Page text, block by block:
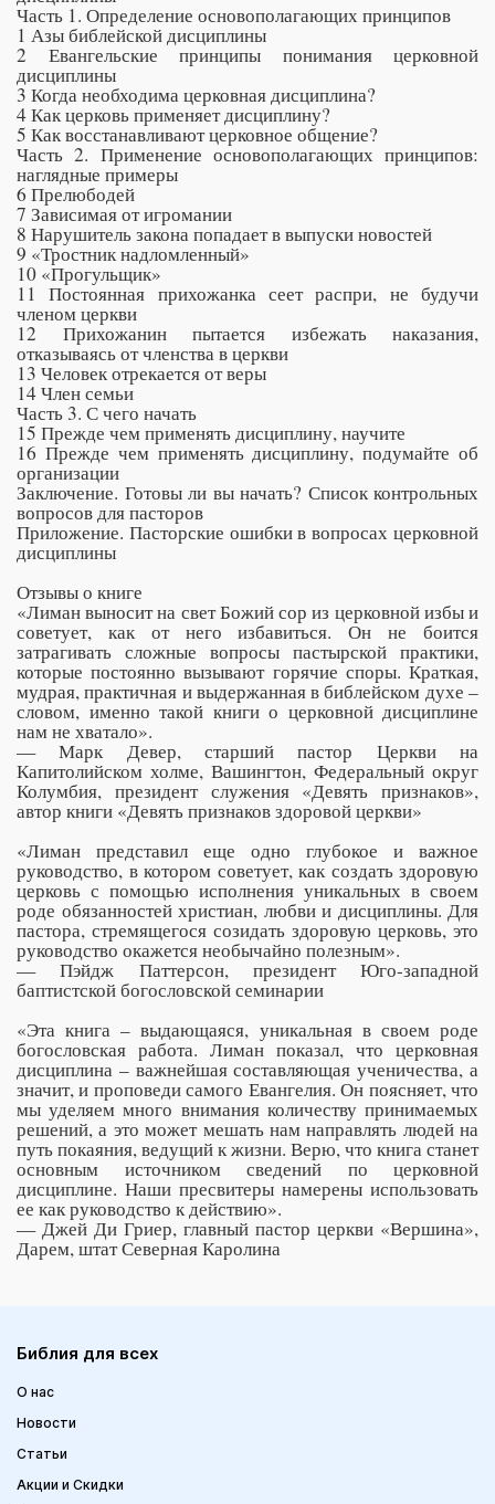
Часть 1. Определение основополагающих принципов
1 Азы библейской дисциплины
2 Евангельские принципы понимания церковной
дисциплины
3 Когда необходима церковная дисциплина?
4 Как церковь применяет дисциплину?
5 Как восстанавливают церковное общение?
Часть 2. Применение основополагающих принципов:
наглядные примеры
6 Прелюбодей
7 Зависимая от игромании
8 Нарушитель закона попадает в выпуски новостей
9 «Тростник надломленный»
10 «Прогульщик»
11 Постоянная прихожанка сеет распри, не будучи
членом церкви
12 Прихожанин пытается избежать наказания,
отказываясь от членства в церкви
13 Человек отрекается от веры
14 Член семьи
Часть 3. С чего начать
15 Прежде чем применять дисциплину, научите
16 Прежде чем применять дисциплину, подумайте об
организации
Заключение. Готовы ли вы начать? Список контрольных
вопросов для пасторов
Приложение. Пасторские ошибки в вопросах церковной
дисциплины
Отзывы о книге
«Лиман выносит на свет Божий сор из церковной избы и
советует, как от него избавиться. Он не боится
затрагивать сложные вопросы пастырской практики,
которые постоянно вызывают горячие споры. Краткая,
мудрая, практичная и выдержанная в библейском духе –
словом, именно такой книги о церковной дисциплине
нам не хватало».
— Марк Девер, старший пастор Церкви на
Капитолийском холме, Вашингтон, Федеральный округ
Колумбия, президент служения «Девять признаков»,
автор книги «Девять признаков здоровой церкви»
«Лиман представил еще одно глубокое и важное
руководство, в котором советует, как создать здоровую
церковь с помощью исполнения уникальных в своем
роде обязанностей христиан, любви и дисциплины. Для
пастора, стремящегося созидать здоровую церковь, это
руководство окажется необычайно полезным».
— Пэйдж Паттерсон, президент Юго-западной
баптистской богословской семинарии
«Эта книга – выдающаяся, уникальная в своем роде
богословская работа. Лиман показал, что церковная
дисциплина – важнейшая составляющая ученичества, а
значит, и проповеди самого Евангелия. Он поясняет, что
мы уделяем много внимания количеству принимаемых
решений, а это может мешать нам направлять людей на
путь покаяния, ведущий к жизни. Верю, что книга станет
основным источником сведений по церковной
дисциплине. Наши пресвитеры намерены использовать
ее как руководство к действию».
— Джей Ди Гриер, главный пастор церкви «Вершина»,
Дарем, штат Северная Каролина
Библия для всех
О нас
Новости
Статьи
Акции и Скидки